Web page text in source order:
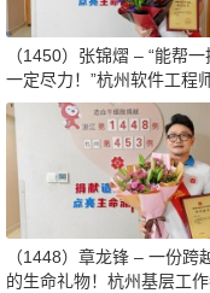
（1450）张锦熠 – “能帮
一定尽力！”杭州软件工程
月减重13斤赴生命之约 –
8月03日
（1448）章龙锋 – 一份跨
的生命礼物！杭州基层工